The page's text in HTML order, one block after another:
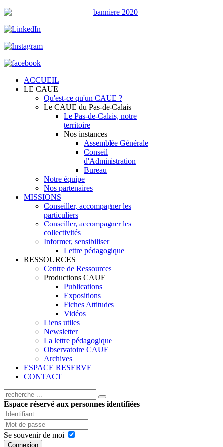
ACCUEIL
LE CAUE
Qu'est-ce qu'un CAUE ?
Le CAUE du Pas-de-Calais
Le Pas-de-Calais, notre
territoire
Nos instances
Assemblée Générale
Conseil
d'Administration
Bureau
Notre équipe
Nos partenaires
MISSIONS
Conseiller, accompagner les
particuliers
Conseiller, accompagner les
collectivités
Informer, sensibiliser
Lettre pédagogique
RESSOURCES
Centre de Ressources
Productions CAUE
Publications
Expositions
Fiches Attitudes
Vidéos
Liens utiles
Newsletter
La lettre pédagogique
Observatoire CAUE
Archives
ESPACE RESERVE
CONTACT
Espace réservé aux personnes identifiées
Se souvenir de moi
Connexion